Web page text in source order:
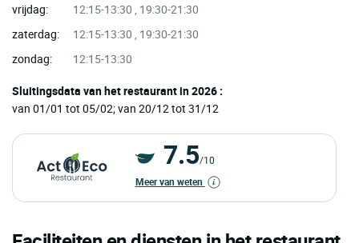
vrijdag:
12:15-13:30 , 19:30-21:30
zaterdag:
12:15-13:30 , 19:30-21:30
zondag:
12:15-13:30
Sluitingsdata van het restaurant in 2026 :
van 01/01 tot 05/02; van 20/12 tot 31/12
7.5/10
Meer van weten